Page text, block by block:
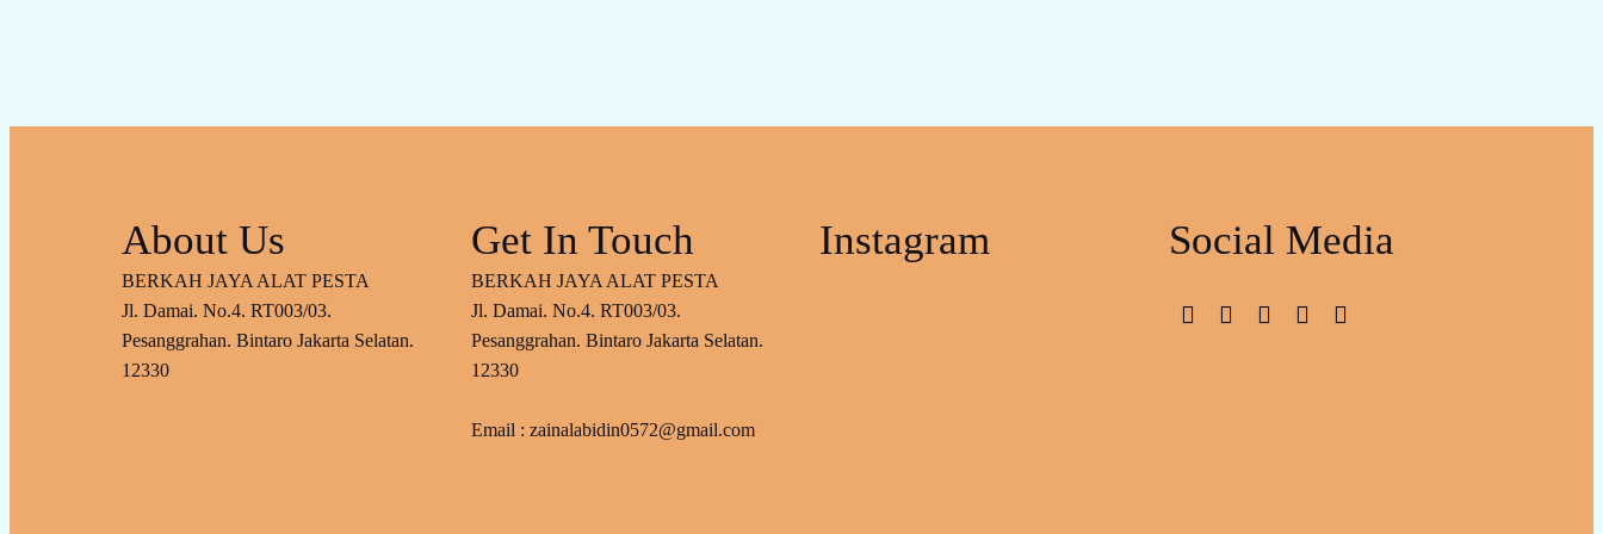
About Us
BERKAH JAYA ALAT PESTA
Jl. Damai. No.4. RT003/03.
Pesanggrahan. Bintaro Jakarta Selatan.
12330
Get In Touch
BERKAH JAYA ALAT PESTA
Jl. Damai. No.4. RT003/03.
Pesanggrahan. Bintaro Jakarta Selatan.
12330
Email : zainalabidin0572@gmail.com
Instagram Social Media